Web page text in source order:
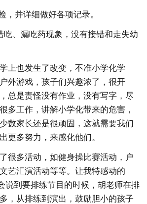
，并详细做好各项记录。
吃、漏吃药现象，没有接错和走失幼
上也发生了改变，不准小学化学
外游戏，孩子们兴趣浓了，很开
总是责怪没有作业，没有写字，尽
多工作，讲解小学化带来的危害，
数家长还是很顽固，这就需要我们
更多努力，来感化他们。
很多活动，如健身操比赛活动，户
艺汇演活动等等。让我特感动的
说到要排练节目的时候，胡老师在排
，从排练到演出，鼓励胆小的孩子